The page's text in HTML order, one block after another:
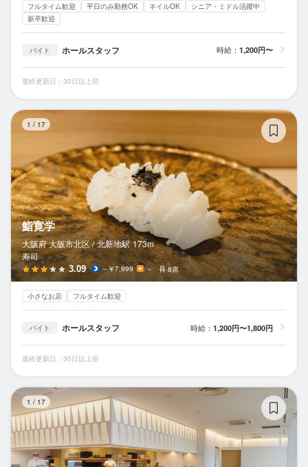
フルタイム歓迎 平日のみ勤務OK ネイルOK
シニア・ミドル活躍中
新卒歓迎
バイト ホールスタッフ 時給： 1,200円〜
最終更新日：30日以上前
1 / 17
鮨寛学
大阪府 大阪市北区 / 北新地駅 173m
寿司
3.09 ～￥7,999 － 8席
小さなお店 フルタイム歓迎
バイト ホールスタッフ 時給： 1,200円〜1,800円
最終更新日：30日以上前
1 / 17